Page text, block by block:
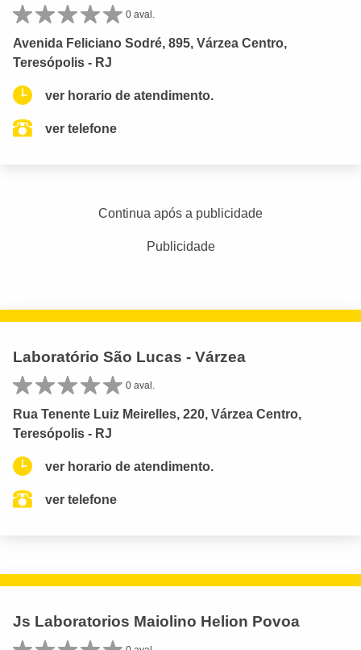
0 aval.
Avenida Feliciano Sodré, 895, Várzea Centro,
Teresópolis - RJ
ver horario de atendimento.
ver telefone
Continua após a publicidade
Publicidade
Laboratório São Lucas - Várzea
0 aval.
Rua Tenente Luiz Meirelles, 220, Várzea Centro,
Teresópolis - RJ
ver horario de atendimento.
ver telefone
Js Laboratorios Maiolino Helion Povoa